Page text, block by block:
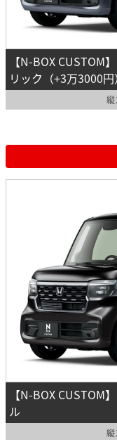
【N-BOX CUSTOM
リック（+3万3000円）
縦
【N-BOX CUSTOM
ル
縦